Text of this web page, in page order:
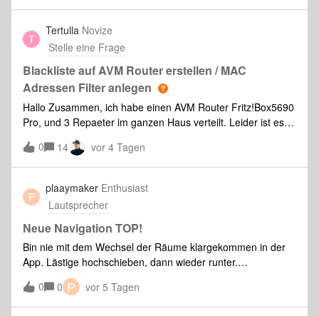
T
Tertulla Novize
Stelle eine Frage
Blackliste auf AVM Router erstellen / MAC
Adressen Filter anlegen
Hallo Zusammen, ich habe einen AVM Router Fritz!Box5690
Pro, und 3 Repaeter im ganzen Haus verteilt. Leider ist es
so, das die Boxen sich nicht mehr gruppeiren lassen, das 2
Boxen an die Repaeter gehen und 1 Box an den Router,
somit ist eine Gruppeir
0 14 vor 4 Tagen
P
plaaymaker Enthusiast
Lautsprecher
Neue Navigation TOP!
Bin nie mit dem Wechsel der Räume klargekommen in der
App. Lästige hochschieben, dann wieder runter.
Nervig. Jetzt ist es übersichtlich und super. DANKE!!! Kleiner
Tipp für die Zukunft: Niemals die Übersicht einem gefühlt
moderneren Aussehen opfern.
0 0 P vor 5 Tagen